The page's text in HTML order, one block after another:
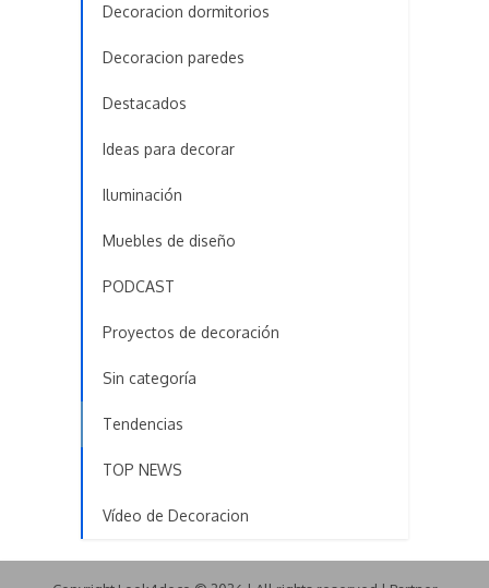
Decoracion dormitorios
Decoracion paredes
Destacados
Ideas para decorar
Iluminación
Muebles de diseño
PODCAST
Proyectos de decoración
Sin categoría
Tendencias
TOP NEWS
Vídeo de Decoracion